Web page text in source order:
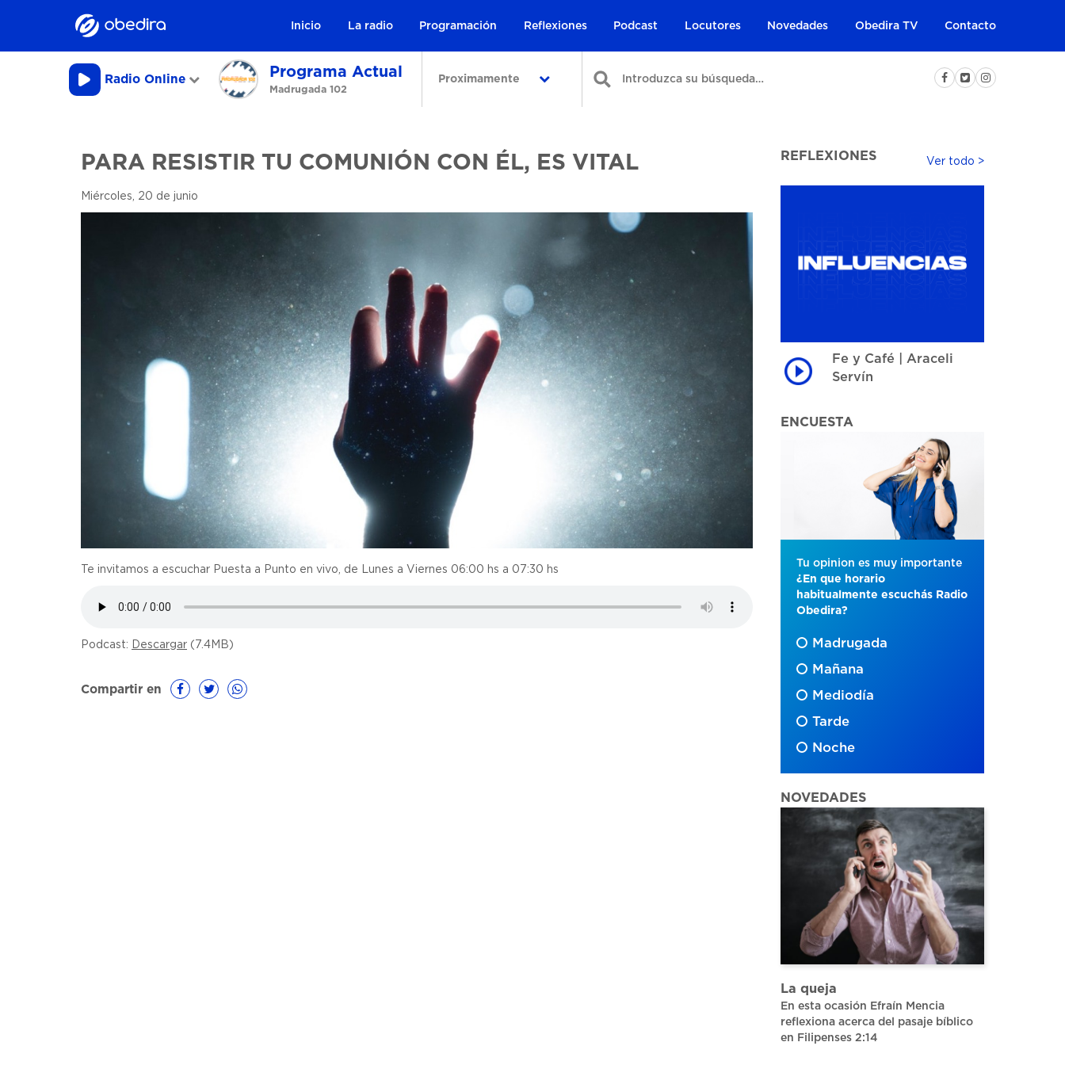
Inicio La radio Programación Reflexiones Podcast Locutores Novedades Obedira TV Contacto
Radio Online Programa Actual
Madrugada 102
Proximamente
PARA RESISTIR TU COMUNIÓN CON ÉL, ES VITAL
Miércoles, 20 de junio
Te invitamos a escuchar Puesta a Punto en vivo, de Lunes a Viernes 06:00 hs a 07:30 hs
Podcast: Descargar (7.4MB)
Compartir en
REFLEXIONES Ver todo >
Fe y Café | Araceli
Servín
ENCUESTA
Tu opinion es muy importante
¿En que horario
habitualmente escuchás Radio
Obedira?
Madrugada
Mañana
Mediodía
Tarde
Noche
NOVEDADES
La queja
En esta ocasión Efraín Mencia
reflexiona acerca del pasaje bíblico
en Filipenses 2:14